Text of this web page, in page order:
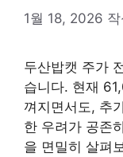
1월 18, 2026
두산밥캣 주가
습니다. 현재
껴지면서도, 추
한 우려가 공존
을 면밀히 살펴